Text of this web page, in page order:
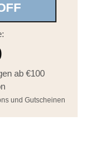
ab €100
und Gutscheinen